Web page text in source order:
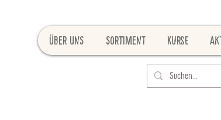
Über uns Sortiment Kurse